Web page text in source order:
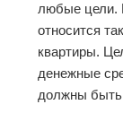
любые цели.
относится
квартиры.
денежные
должны быть